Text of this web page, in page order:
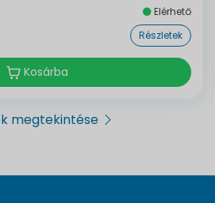
Elérhető
Részletek
Kosárba
megtekintése